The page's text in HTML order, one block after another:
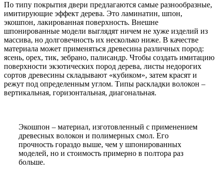
По типу покрытия двери предлагаются самые разнообразные,
имитирующие эффект дерева. Это ламинатин, шпон,
экошпон, лакированная поверхность. Внешне
шпонированные модели выглядят ничем не хуже изделий из
массива, но долговечность их несколько ниже. В качестве
материала может применяться древесина различных пород:
ясень, орех, тик, зебрано, палисандр. Чтобы создать имитацию
поверхности экзотических пород дерева, листы недорогих
сортов древесины складывают «кубиком», затем красят и
режут под определенным углом. Типы раскладки волокон –
вертикальная, горизонтальная, диагональная.
Экошпон – материал, изготовленный с применением
древесных волокон и полимерных смол. Его
прочность гораздо выше, чем у шпонированных
моделей, но и стоимость примерно в полтора раз
больше.